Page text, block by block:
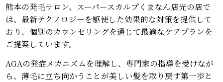
熊本の発毛サロン、スーパースカルプくまなん店光の店で
は、最新テクノロジーを駆使した効果的な対策を提供して
おり、個別のカウンセリングを通じて最適なケアプランを
ご提案しています。
AGAの発症メカニズムを理解し、専門家の指導を受けなが
ら、薄毛に立ち向かうことが美しい髪を取り戻す第一歩と